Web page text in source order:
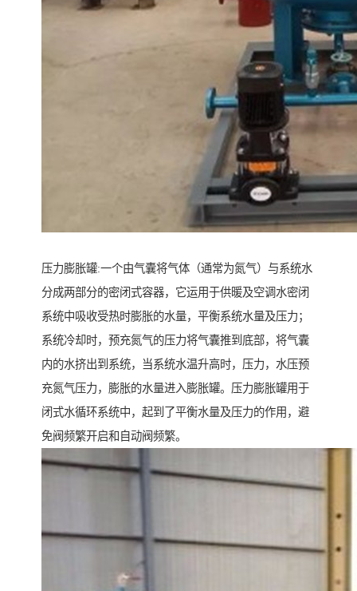
压力膨胀罐:一个由气囊将气体（通常为氮气）与系统水
分成两部分的密闭式容器，它运用于供暖及空调水密闭
系统中吸收受热时膨胀的水量，平衡系统水量及压力；
系统冷却时，预充氮气的压力将气囊推到底部，将气囊
内的水挤出到系统，当系统水温升高时，压力，水压预
充氮气压力，膨胀的水量进入膨胀罐。压力膨胀罐用于
闭式水循环系统中，起到了平衡水量及压力的作用，避
免阀频繁开启和自动阀频繁。